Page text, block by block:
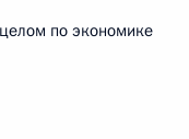
по экономике